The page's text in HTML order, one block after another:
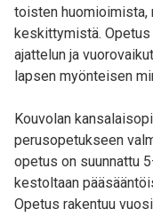
toisten huomioimista,
keskittymistä.
ajattelun ja
lapsen myönteisen
Kouvolan
perusopetukseen
opetus on suunnattu
kestoltaan
Opetus rakentuu